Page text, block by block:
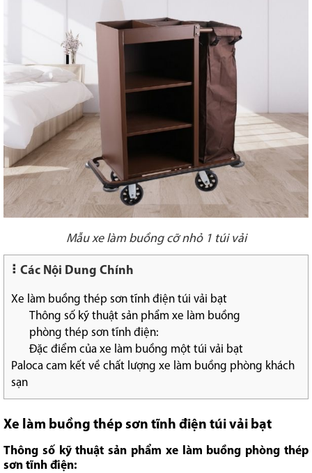
Mẫu xe làm buồng cỡ nhỏ 1 túi vải
Các Nội Dung Chính
Xe làm buồng thép sơn tĩnh điện túi vải bạt
Thông số kỹ thuật sản phẩm xe làm buồng
phòng thép sơn tĩnh điện:
Đặc điểm của xe làm buồng một túi vải bạt
Paloca cam kết về chất lượng xe làm buồng phòng khách
sạn
Xe làm buồng thép sơn tĩnh điện túi vải bạt
Thông số kỹ thuật sản phẩm xe làm buồng phòng thép
sơn tĩnh điện: